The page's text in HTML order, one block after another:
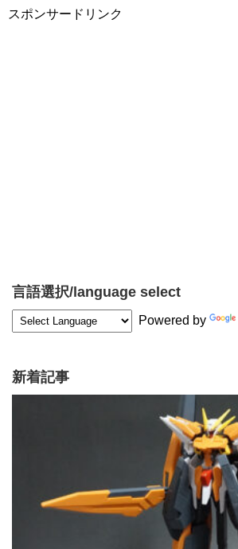
スポンサードリンク
言語選択/language select
Powered by
新着記事